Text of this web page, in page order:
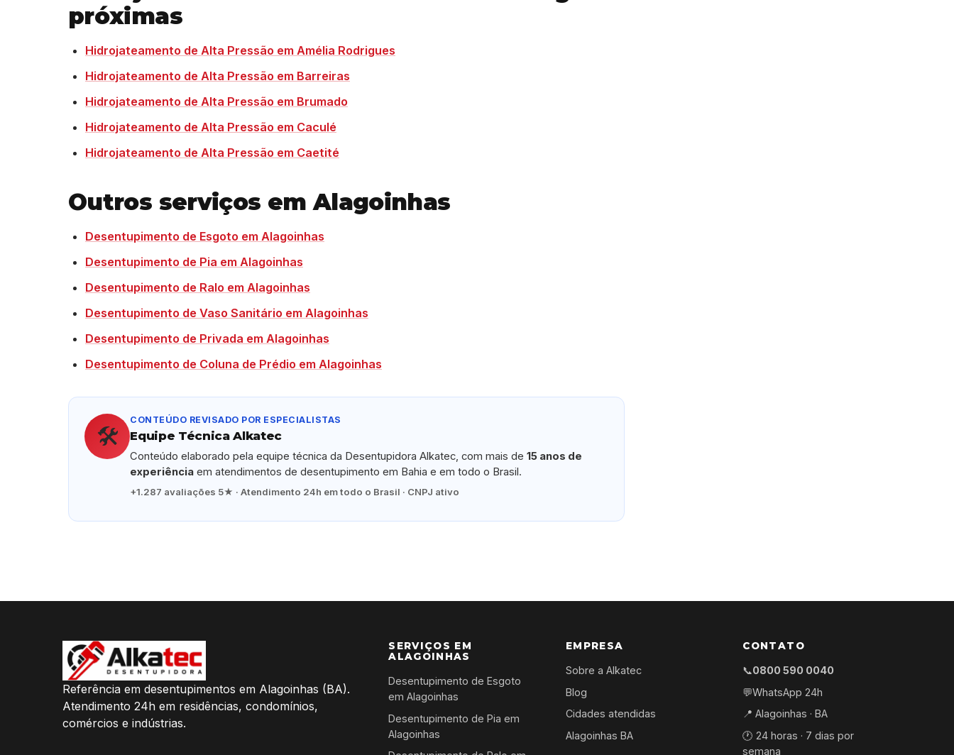
próximas
Hidrojateamento de Alta Pressão em Amélia Rodrigues
Hidrojateamento de Alta Pressão em Barreiras
Hidrojateamento de Alta Pressão em Brumado
Hidrojateamento de Alta Pressão em Caculé
Hidrojateamento de Alta Pressão em Caetité
Outros serviços em Alagoinhas
Desentupimento de Esgoto em Alagoinhas
Desentupimento de Pia em Alagoinhas
Desentupimento de Ralo em Alagoinhas
Desentupimento de Vaso Sanitário em Alagoinhas
Desentupimento de Privada em Alagoinhas
Desentupimento de Coluna de Prédio em Alagoinhas
🛠️
CONTEÚDO REVISADO POR ESPECIALISTAS
Equipe Técnica Alkatec
Conteúdo elaborado pela equipe técnica da Desentupidora Alkatec, com mais de15 anos de
experiência em atendimentos de desentupimento em Bahia e em todo o Brasil.
+1.287 avaliações 5★ · Atendimento 24h em todo o Brasil · CNPJ ativo
Referência em desentupimentos em Alagoinhas (BA).
Atendimento 24h em residências, condomínios,
comércios e indústrias.
SERVIÇOS EM
ALAGOINHAS
Desentupimento de Esgoto
em Alagoinhas
Desentupimento de Pia em
Alagoinhas
EMPRESA
Sobre a Alkatec
Blog
Cidades atendidas
Alagoinhas BA
CONTATO
📞0800 590 0040
💬WhatsApp 24h
📍 Alagoinhas · BA
🕐 24 horas · 7 dias por
semana